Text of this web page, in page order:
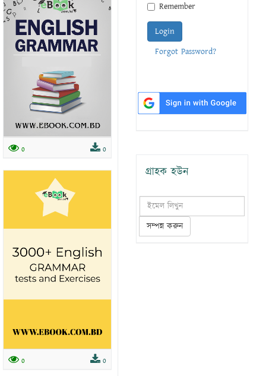
0 0
0 0
Remember
Login
Forgot Password?
গ্রাহক হউন
সম্পন্ন করুন